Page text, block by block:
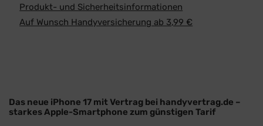
Produkt- und Sicherheitsinformationen
Auf Wunsch Handyversicherung ab 3,99 €
Das neue iPhone 17 mit Vertrag bei handyvertrag.de –
starkes Apple-Smartphone zum günstigen Tarif